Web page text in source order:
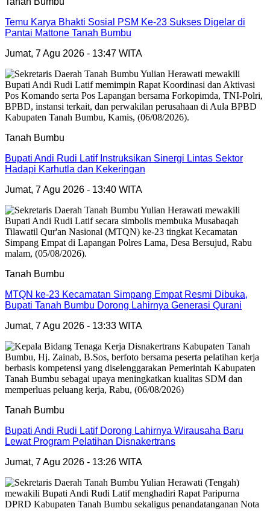
Temu Karya Bhakti Sosial PSM Ke-23 Sukses Digelar di
Pantai Mattone Tanah Bumbu
Jumat, 7 Agu 2026 - 13:47 WITA
Tanah Bumbu
Bupati Andi Rudi Latif Instruksikan Sinergi Lintas Sektor
Hadapi Karhutla dan Kekeringan
Jumat, 7 Agu 2026 - 13:40 WITA
Tanah Bumbu
MTQN ke-23 Kecamatan Simpang Empat Resmi Dibuka,
Bupati Tanah Bumbu Dorong Lahirnya Generasi Qurani
Jumat, 7 Agu 2026 - 13:33 WITA
Tanah Bumbu
Bupati Andi Rudi Latif Dorong Lahirnya Wirausaha Baru
Lewat Program Pelatihan Disnakertrans
Jumat, 7 Agu 2026 - 13:26 WITA